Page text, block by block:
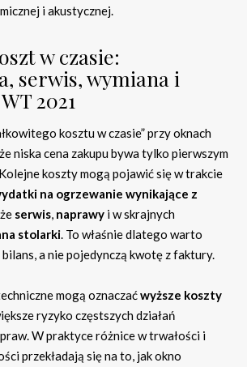
i akustycznej.
w czasie:
serwis, wymiana i
2021
kosztu w czasie” przy oknach
niska cena zakupu bywa tylko pierwszym
koszty mogą pojawić się w trakcie
na ogrzewanie wynikające z
serwis, naprawy i w skrajnych
stolarki. To właśnie dlatego warto
a nie pojedynczą kwotę z faktury.
mogą oznaczaćwyższe koszty
ryzyko częstszych działań
W praktyce różnice w trwałości i
przekładają się na to, jak okno